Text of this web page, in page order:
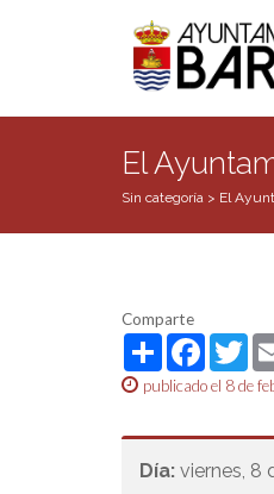
El
Sin categoría > El
Comparte
Share
publicado el 8 de
Día: viernes, 8